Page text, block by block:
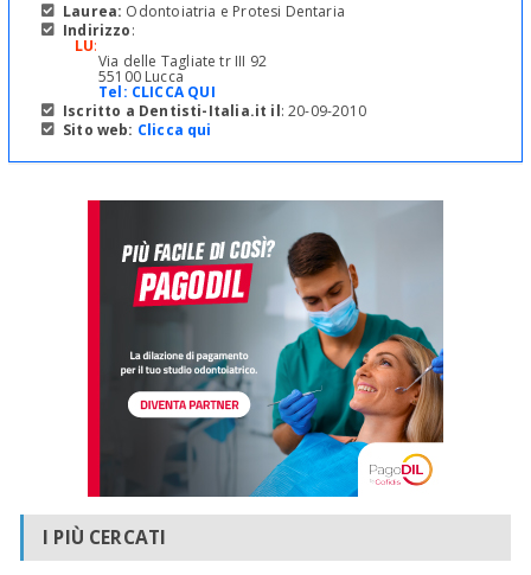
Laurea: Odontoiatria e Protesi Dentaria
Indirizzo:
LU:
Via delle Tagliate tr III 92
55100 Lucca
Tel: CLICCA QUI
Iscritto a Dentisti-Italia.it il: 20-09-2010
Sito web: Clicca qui
I PIÙ CERCATI